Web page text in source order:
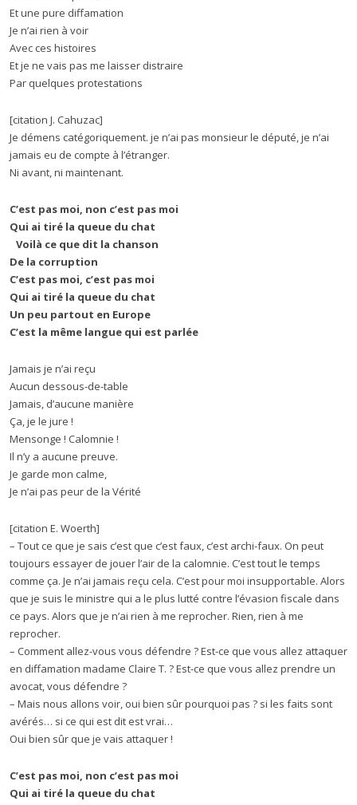
Et une pure diffamation
Je n’ai rien à voir
Avec ces histoires
Et je ne vais pas me laisser distraire
Par quelques protestations
[citation J. Cahuzac]
Je démens catégoriquement. je n’ai pas monsieur le député, je n’ai
jamais eu de compte à l’étranger.
Ni avant, ni maintenant.
C’est pas moi, non c’est pas moi
Qui ai tiré la queue du chat
Voilà ce que dit la chanson
De la corruption
C’est pas moi, c’est pas moi
Qui ai tiré la queue du chat
Un peu partout en Europe
C’est la même langue qui est parlée
Jamais je n’ai reçu
Aucun dessous-de-table
Jamais, d’aucune manière
Ça, je le jure !
Mensonge ! Calomnie !
Il n’y a aucune preuve.
Je garde mon calme,
Je n’ai pas peur de la Vérité
[citation E. Woerth]
– Tout ce que je sais c’est que c’est faux, c’est archi-faux. On peut
toujours essayer de jouer l’air de la calomnie. C’est tout le temps
comme ça. Je n’ai jamais reçu cela. C’est pour moi insupportable. Alors
que je suis le ministre qui a le plus lutté contre l’évasion fiscale dans
ce pays. Alors que je n’ai rien à me reprocher. Rien, rien à me
reprocher.
– Comment allez-vous vous défendre ? Est-ce que vous allez attaquer
en diffamation madame Claire T. ? Est-ce que vous allez prendre un
avocat, vous défendre ?
– Mais nous allons voir, oui bien sûr pourquoi pas ? si les faits sont
avérés… si ce qui est dit est vrai…
Oui bien sûr que je vais attaquer !
C’est pas moi, non c’est pas moi
Qui ai tiré la queue du chat